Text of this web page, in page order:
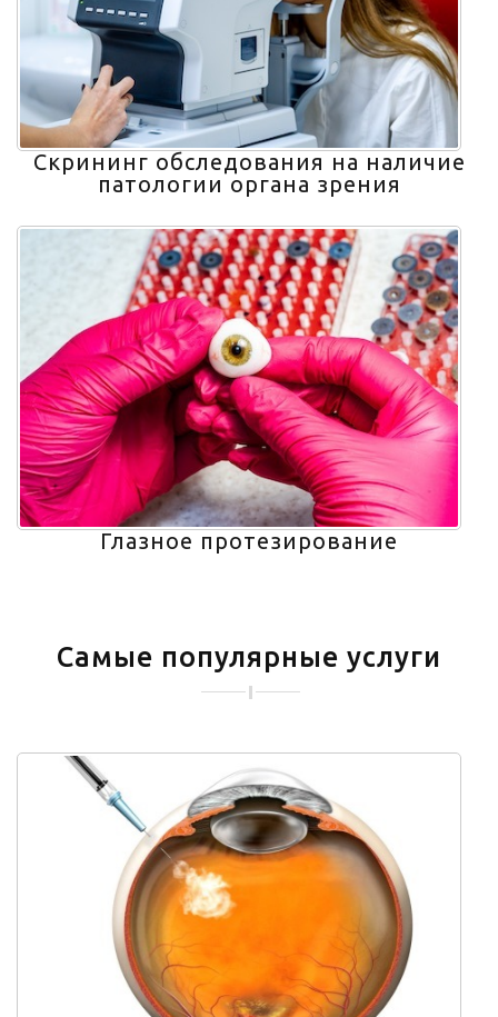
Скрининг обследования на наличие
патологии органа зрения
Глазное протезирование
Самые популярные услуги